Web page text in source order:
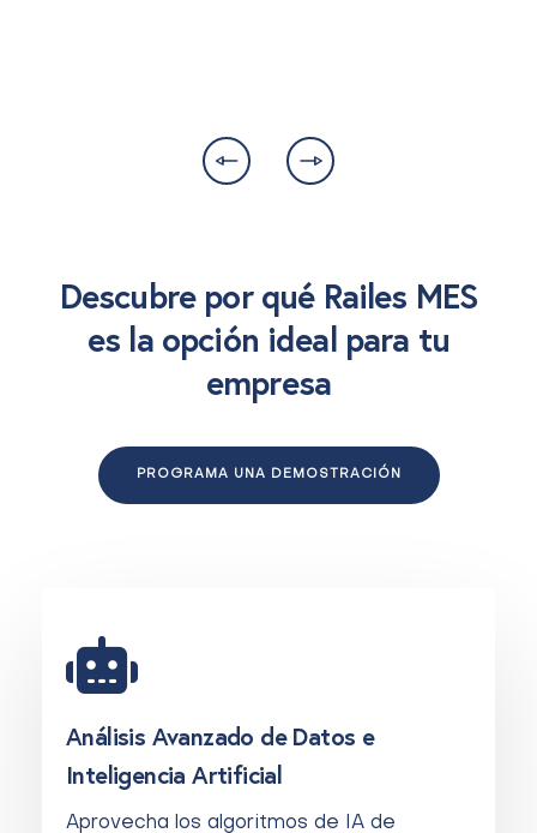
Descubre por qué Railes MES
es la opción ideal para tu
empresa
PROGRAMA UNA DEMOSTRACIÓN
Análisis Avanzado de Datos e
Inteligencia Artificial
Aprovecha los algoritmos de IA de